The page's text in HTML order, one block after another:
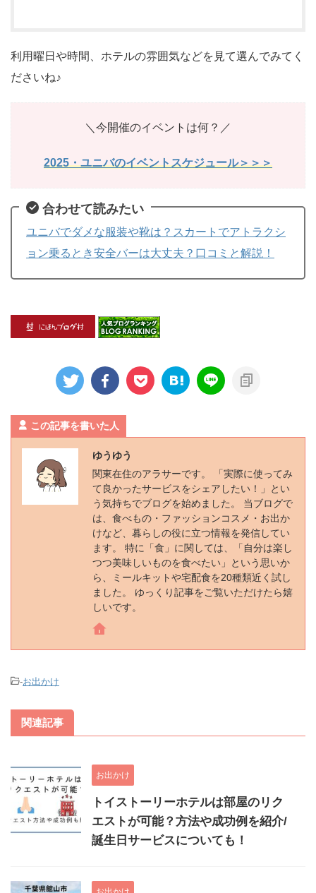
利用曜日や時間、ホテルの雰囲気などを見て選んでみてく
ださいね♪
＼今開催のイベントは何？／
2025・ユニバのイベントスケジュール＞＞＞
合わせて読みたい
ユニバでダメな服装や靴は？スカートでアトラクシ
ョン乗るとき安全バーは大丈夫？口コミと解説！
この記事を書いた人
ゆうゆう
関東在住のアラサーです。 「実際に使ってみ
て良かったサービスをシェアしたい！」とい
う気持ちでブログを始めました。 当ブログで
は、食べもの・ファッションコスメ・お出か
けなど、暮らしの役に立つ情報を発信してい
ます。 特に「食」に関しては、「自分は楽し
つつ美味しいものを食べたい」という思いか
ら、ミールキットや宅配食を20種類近く試し
ました。 ゆっくり記事をご覧いただけたら嬉
しいです。
-お出かけ
関連記事
お出かけ
トイストーリーホテルは部屋のリク
エストが可能？方法や成功例を紹介/
誕生日サービスについても！